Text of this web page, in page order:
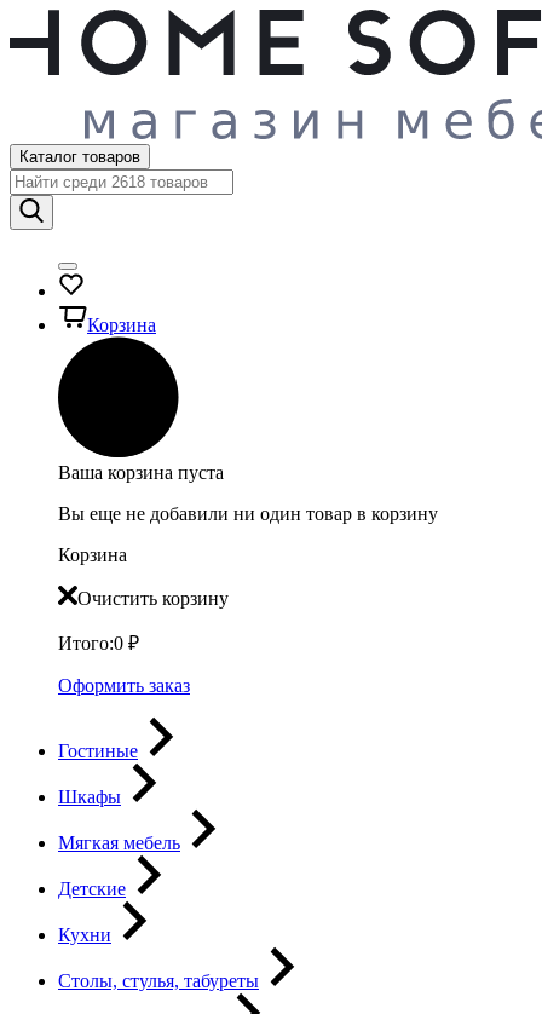
Каталог товаров
Корзина
Ваша корзина пуста
Вы еще не добавили ни один товар в корзину
Корзина
Очистить корзину
Итого:0 ₽
Оформить заказ
Гостиные
Шкафы
Мягкая мебель
Детские
Кухни
Столы, стулья, табуреты